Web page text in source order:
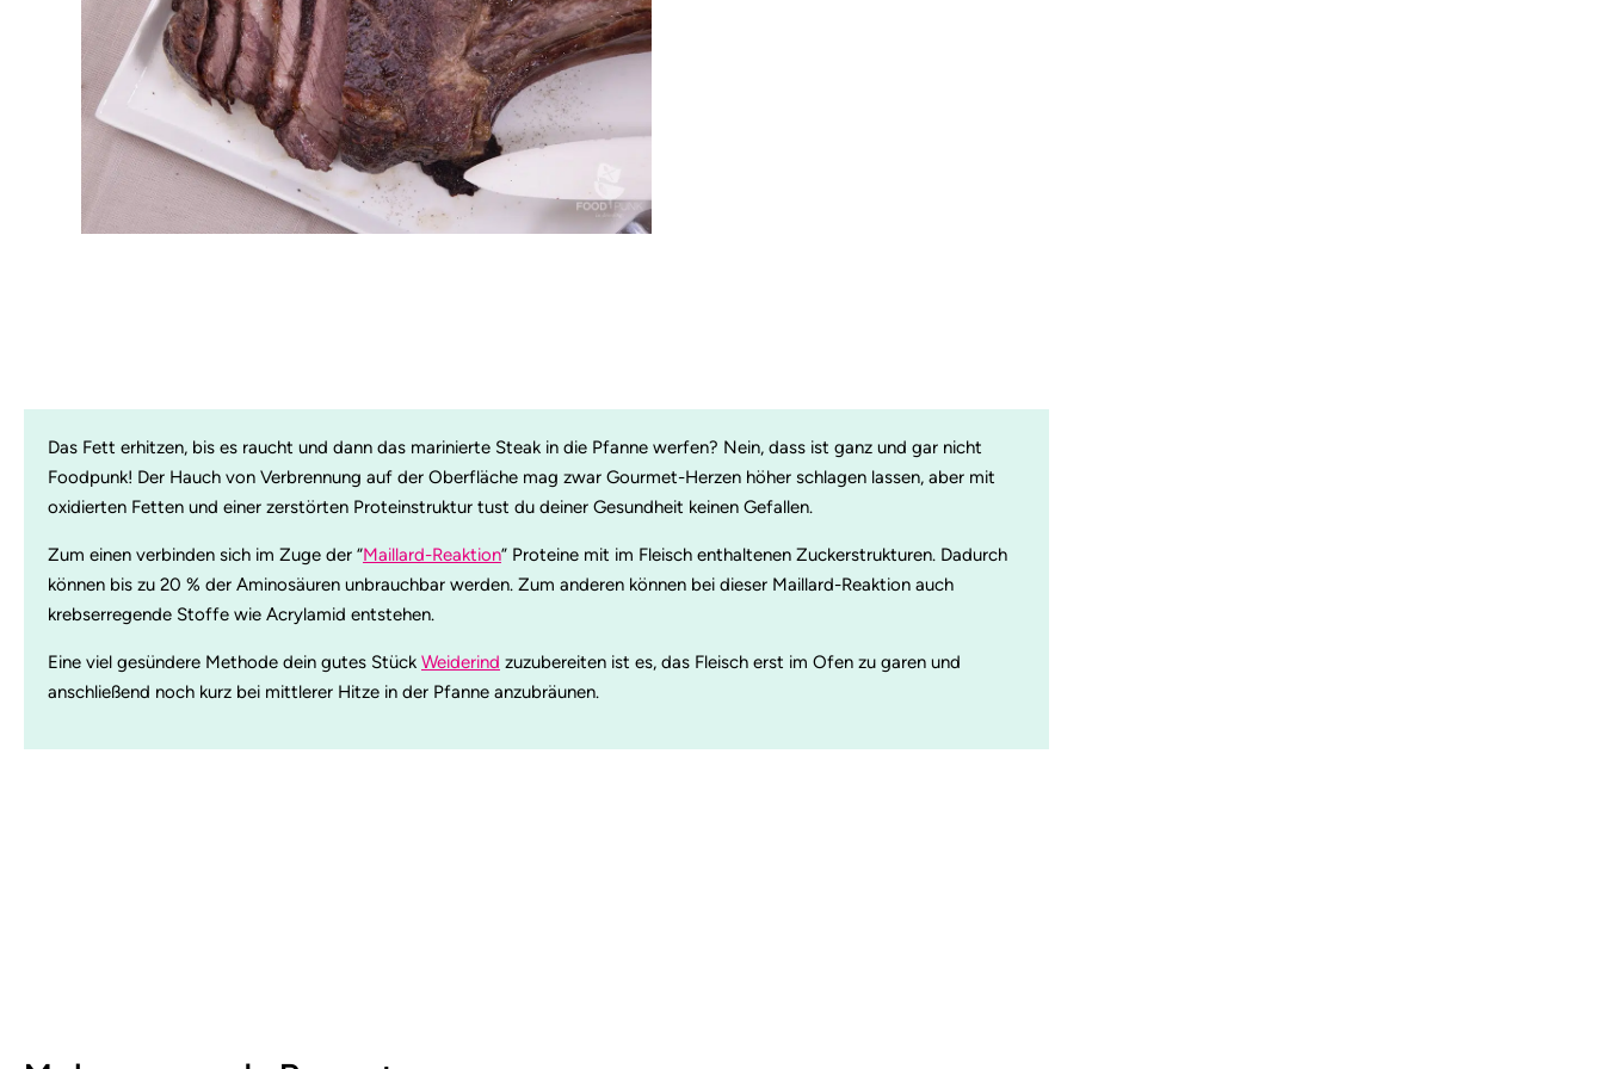
Das Fett erhitzen, bis es raucht und dann das marinierte Steak in die Pfanne werfen? Nein, dass ist ganz und gar nicht
Foodpunk! Der Hauch von Verbrennung auf der Oberfläche mag zwar Gourmet-Herzen höher schlagen lassen, aber mit
oxidierten Fetten und einer zerstörten Proteinstruktur tust du deiner Gesundheit keinen Gefallen.
Zum einen verbinden sich im Zuge der “Maillard-Reaktion” Proteine mit im Fleisch enthaltenen Zuckerstrukturen. Dadurch
können bis zu 20 % der Aminosäuren unbrauchbar werden. Zum anderen können bei dieser Maillard-Reaktion auch
krebserregende Stoffe wie Acrylamid entstehen.
Eine viel gesündere Methode dein gutes Stück Weiderind zuzubereiten ist es, das Fleisch erst im Ofen zu garen und
anschließend noch kurz bei mittlerer Hitze in der Pfanne anzubräunen.